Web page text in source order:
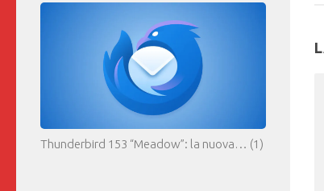
Thunderbird 153 “Meadow”: la nuova… (1)